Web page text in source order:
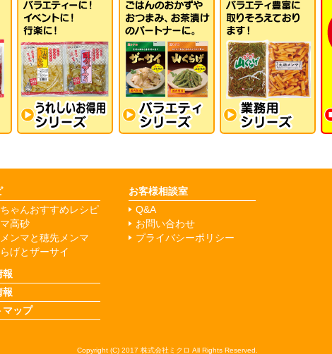
ゃんおすすめレシピ
高砂
ンマと穂先メンマ
げとザーサイ
報
報
マップ
お客様相談室
Q&A
お問い合わせ
プライバシーポリシー
Copyright (C) 2017 株式会社ミクロ All Rights Reserved.